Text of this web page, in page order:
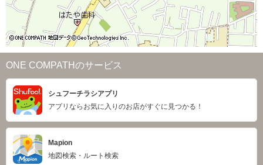
ONE COMPATHのサービス
シュフーチラシアプリ
アプリならお気に入りのお店がすぐに見つかる！
Mapion
地図検索・ルート検索